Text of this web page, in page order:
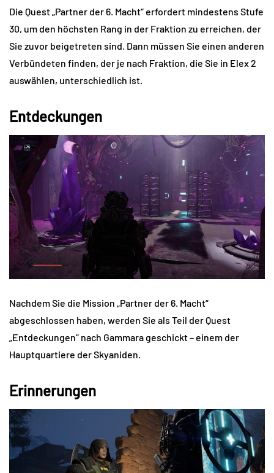
Die Quest „Partner der 6. Macht“ erfordert mindestens Stufe
30, um den höchsten Rang in der Fraktion zu erreichen, der
Sie zuvor beigetreten sind. Dann müssen Sie einen anderen
Verbündeten finden, der je nach Fraktion, die Sie in Elex 2
auswählen, unterschiedlich ist.
Entdeckungen
Nachdem Sie die Mission „Partner der 6. Macht“
abgeschlossen haben, werden Sie als Teil der Quest
„Entdeckungen“ nach Gammara geschickt – einem der
Hauptquartiere der Skyaniden.
Erinnerungen